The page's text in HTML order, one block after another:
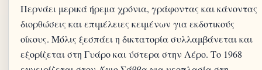
Περνάει μερικά ήρεμα χρόνια, γράφοντας και κάνοντας
διορθώσεις και επιμέλειες κειμένων για εκδοτικούς
οίκους. Μόλις ξεσπάει η δικτατορία συλλαμβάνεται και
εξορίζεται στη Γυάρο και ύστερα στην Λέρο. Το 1968